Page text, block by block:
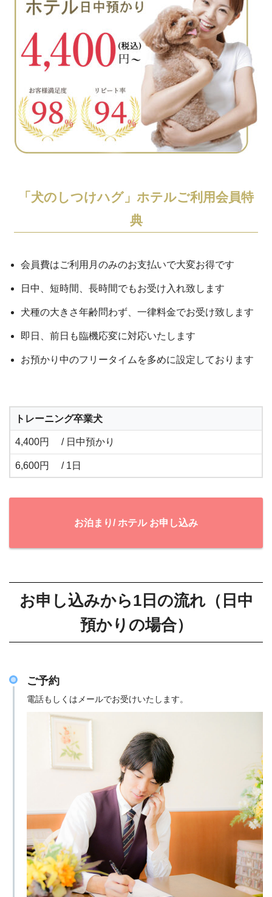
「犬のしつけハグ」ホテルご利用会員特
典
会員費はご利用月のみのお支払いで大変お得です
日中、短時間、長時間でもお受け入れ致します
犬種の大きさ年齢問わず、一律料金でお受け致します
即日、前日も臨機応変に対応いたします
お預かり中のフリータイムを多めに設定しております
トレーニング卒業犬
4,400円 / 日中預かり
6,600円 / 1日
お泊まり/ ホテル お申し込み
お申し込みから1日の流れ（日中
預かりの場合）
ご予約
電話もしくはメールでお受けいたします。